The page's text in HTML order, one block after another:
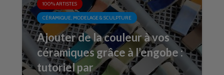
100% ARTISTES
CÉRAMIQUE, MODELAGE & SCULPTURE
Ajouter de la couleur à vos
céramiques grâce à l’engobe :
tutoriel par